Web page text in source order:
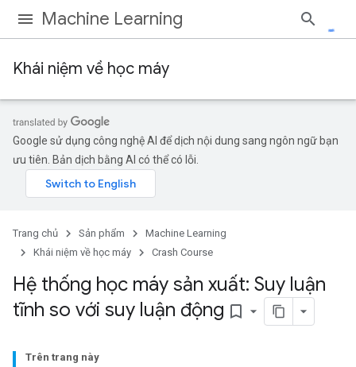
Machine Learning
Khái niệm về học máy
Google sử dụng công nghệ AI để dịch nội dung sang ngôn ngữ bạn
ưu tiên. Bản dịch bằng AI có thể có lỗi.
Trang chủ Sản phẩm
Machine Learning
Khái niệm về học máy
Crash Course
Hệ thống học máy sản xuất: Suy luận
tĩnh so với suy luận động bookmark_border
Trên trang này